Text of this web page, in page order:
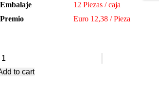
Embalaje
12 Piezas / caja
Premio
Euro 12,38 / Pieza
to cart